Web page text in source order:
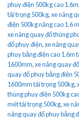
phuy điện 500kg cao 1.6m,
tải trọng 500kg,xe nâng
điện 500kg nâng cao 1.6
xe nâng quay đổ thùng
đổ phuy điện,xe nâng
phuy bằng điện cao 1.6m
1600mm,xe nâng quay
quay đổ phuy bằng điện
1600mm tải trọng 500kg,
thùng phuy điện 500kg
mét tải trọng 500kg,xe
nâng quay đổ phuy bằng